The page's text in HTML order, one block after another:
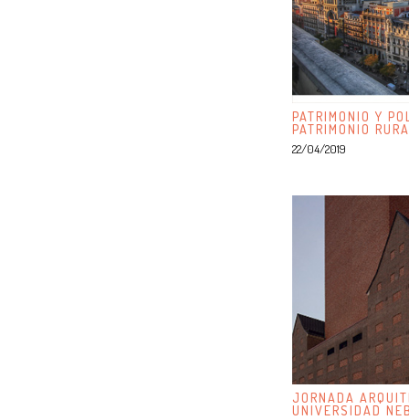
PATRIMONIO Y
PATRIMONIO
22/04/2019
JORNADA
UNIVERSIDAD